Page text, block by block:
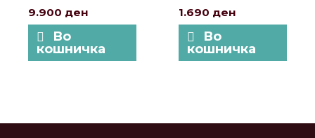
9.900 ден
Во
кошничка
1.690 ден
Во
кошничка